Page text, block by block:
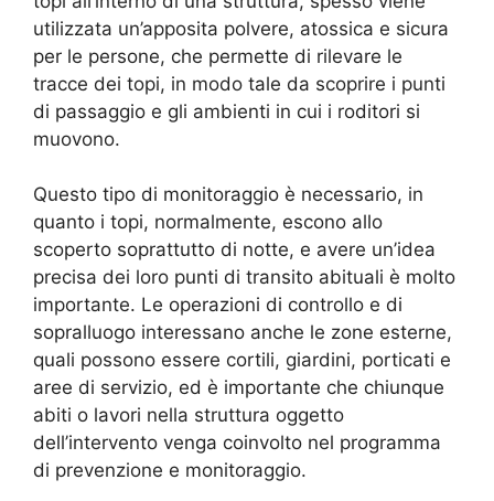
utilizzata un’apposita polvere, atossica e sicura
per le persone, che permette di rilevare le
tracce dei topi, in modo tale da scoprire i punti
di passaggio e gli ambienti in cui i roditori si
muovono.
Questo tipo di monitoraggio è necessario, in
quanto i topi, normalmente, escono allo
scoperto soprattutto di notte, e avere un’idea
precisa dei loro punti di transito abituali è molto
importante. Le operazioni di controllo e di
sopralluogo interessano anche le zone esterne,
quali possono essere cortili, giardini, porticati e
aree di servizio, ed è importante che chiunque
abiti o lavori nella struttura oggetto
dell’intervento venga coinvolto nel programma
di prevenzione e monitoraggio.